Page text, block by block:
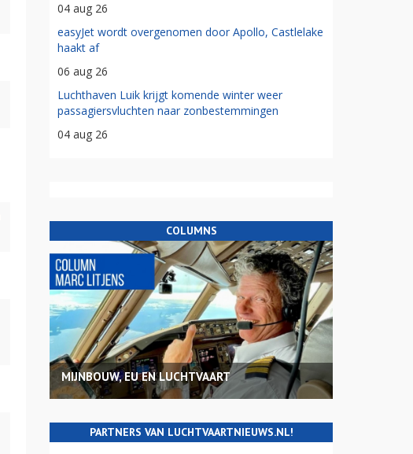
04 aug 26
easyJet wordt overgenomen door Apollo, Castlelake
haakt af
06 aug 26
Luchthaven Luik krijgt komende winter weer
passagiersvluchten naar zonbestemmingen
04 aug 26
COLUMNS
MIJNBOUW, EU EN LUCHTVAART
PARTNERS VAN LUCHTVAARTNIEUWS.NL!